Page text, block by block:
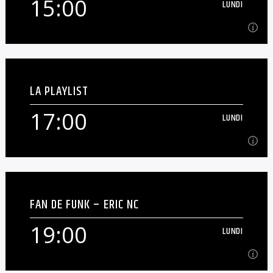
Garage/Soulful House & quelques [...]
En savoir plus
15:00 LUNDI
15:00 LUNDI
Les Stars De La Chanson Francaise
En savoir plus
LA PLAYLIST
17:00 LUNDI
17:00 LUNDI
Programmes musical généraliste sens blablas
En savoir plus
FAN DE FUNK – ERIC NC
19:00 LUNDI